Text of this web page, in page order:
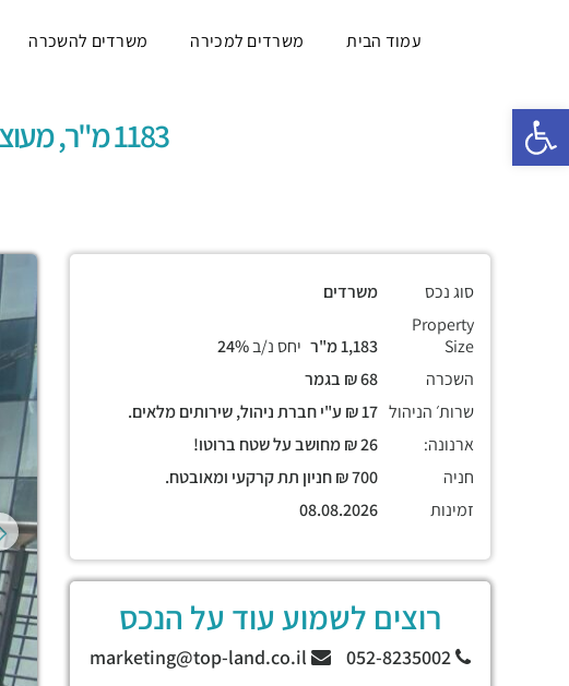
פתח סרגל נגישות
עמוד הבית משרדים למכירה משרדים להשכרה
1183 מ"ר, מעוצב, יינתן התאמה לצרכי השוכר
סוג נכס
משרדים
Property
Size
יחס נ/ב
השכרה
שרות׳ הניהול
ארנונה:
חניה
זמינות
רוצים לשמוע עוד על הנכס